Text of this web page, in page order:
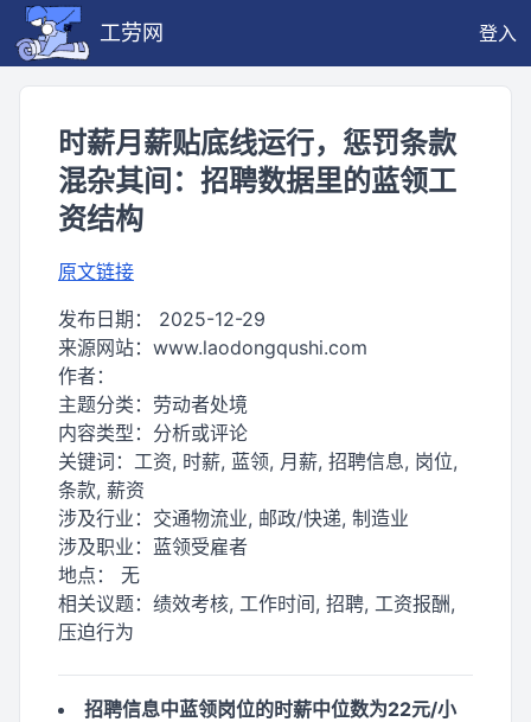
工劳网 登入
时薪月薪贴底线运行，惩罚条款
混杂其间：招聘数据里的蓝领工
资结构
原文链接
发布日期： 2025-12-29
来源网站： www.laodongqushi.com
作者：
主题分类： 劳动者处境
内容类型： 分析或评论
关键词： 工资, 时薪, 蓝领, 月薪, 招聘信息, 岗位,
条款, 薪资
涉及行业： 交通物流业, 邮政/快递, 制造业
涉及职业： 蓝领受雇者
地点： 无
相关议题： 绩效考核, 工作时间, 招聘, 工资报酬,
压迫行为
招聘信息中蓝领岗位的时薪中位数为22元/小